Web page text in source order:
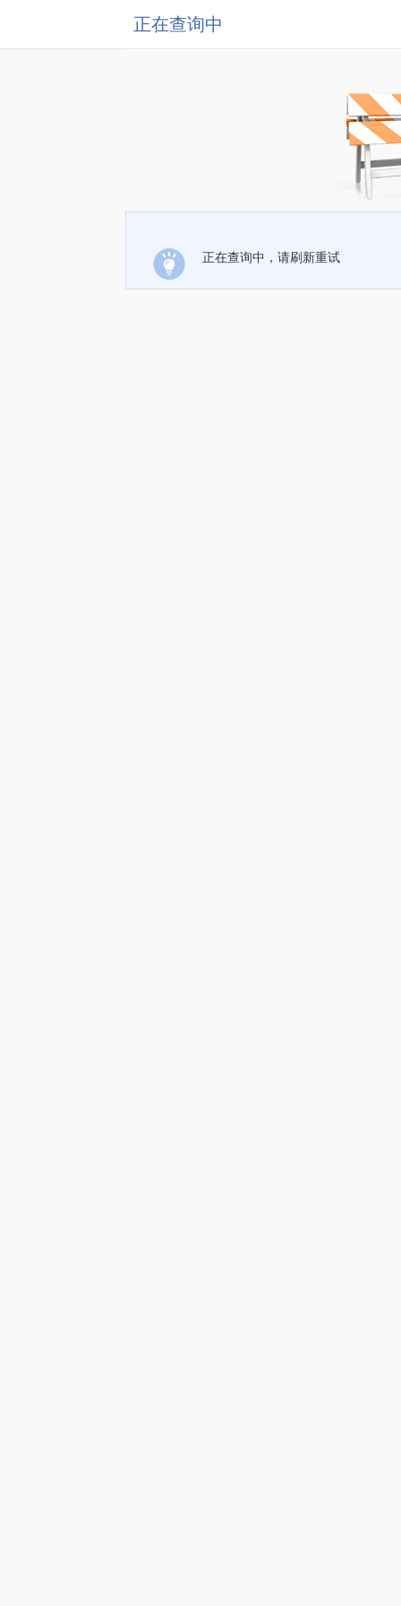
正在查询中
正在查询中，请刷新重试